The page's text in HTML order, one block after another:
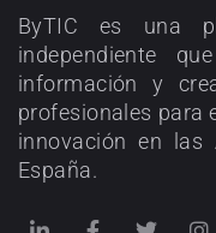
ByTIC es una
independiente
información y
profesionales para
innovación en las
España.